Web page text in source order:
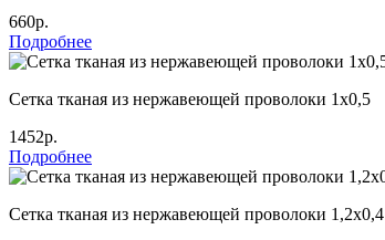
660р.
Подробнее
Сетка тканая из нержавеющей проволоки 1х0,5
1452р.
Подробнее
Сетка тканая из нержавеющей проволоки 1,2х0,4